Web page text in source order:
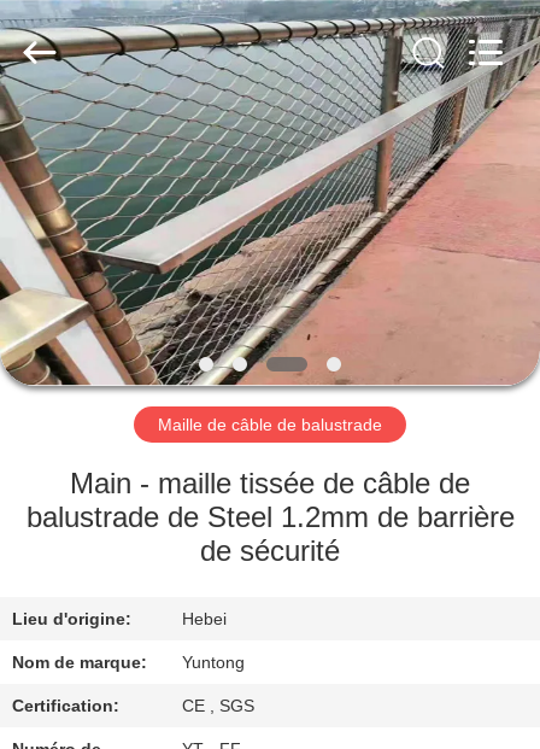
MAISON
PRODUITS
AU
SUJET
DE
NOUS
VISITE
D'USINE
DE
QUALITÉ
Yuntong
Metal
Wire
Mesh
Co.,Ltd.
All
Rights
Reserved.
Maille de câble de balustrade
Main - maille tissée de câble de
balustrade de Steel 1.2mm de barrière
de sécurité
Lieu d'origine: Hebei
Nom de marque: Yuntong
Certification: CE , SGS